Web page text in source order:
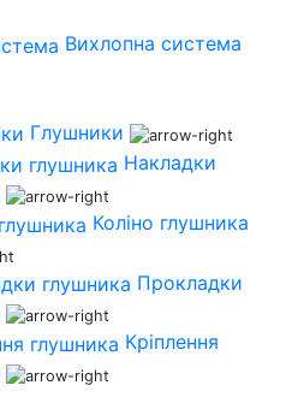
Вихлопна система
Глушники
Накладки
Коліно глушника
Прокладки
Кріплення